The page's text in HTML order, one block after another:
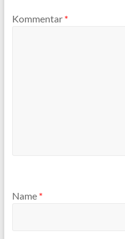
Kommentar *
Name *